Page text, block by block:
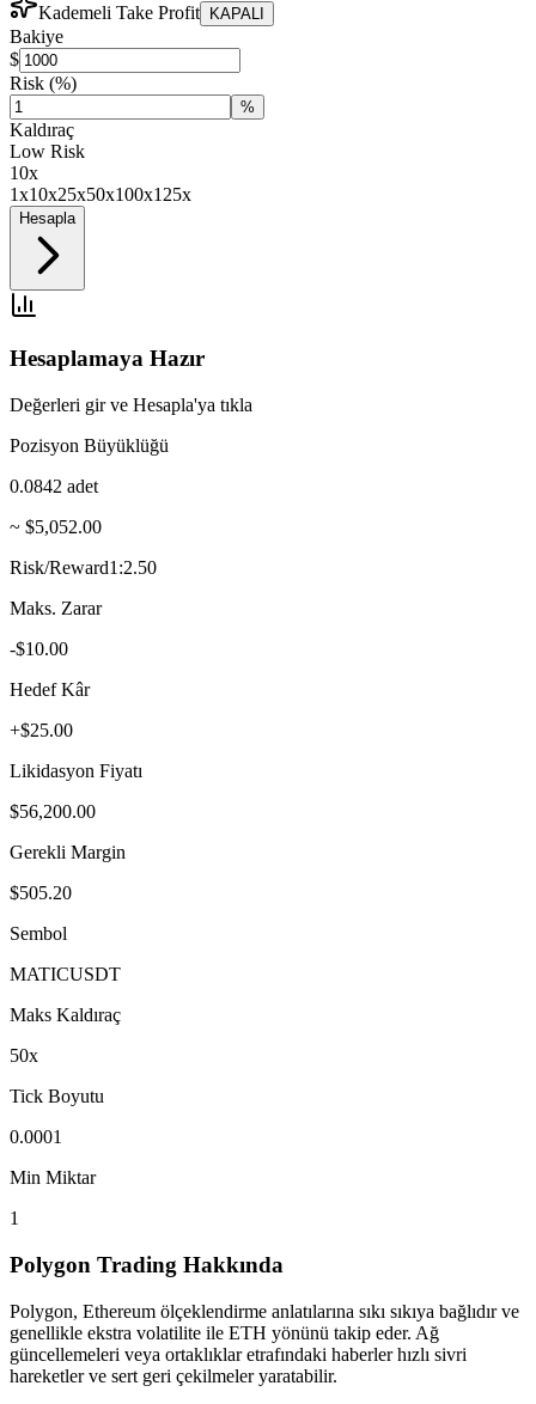
Kademeli Take Profit KAPALI
Bakiye
$
Risk (%)
%
Kaldıraç
Low Risk
10x
1x10x25x50x100x125x
Hesapla
Hesaplamaya Hazır
Değerleri gir ve Hesapla'ya tıkla
Pozisyon Büyüklüğü
0.0842 adet
~ $5,052.00
Risk/Reward1:2.50
Maks. Zarar
-$10.00
Hedef Kâr
+$25.00
Likidasyon Fiyatı
$56,200.00
Gerekli Margin
$505.20
Sembol
MATICUSDT
Maks Kaldıraç
50x
Tick Boyutu
0.0001
Min Miktar
1
Polygon Trading Hakkında
Polygon, Ethereum ölçeklendirme anlatılarına sıkı sıkıya bağlıdır ve
genellikle ekstra volatilite ile ETH yönünü takip eder. Ağ
güncellemeleri veya ortaklıklar etrafındaki haberler hızlı sivri
hareketler ve sert geri çekilmeler yaratabilir.